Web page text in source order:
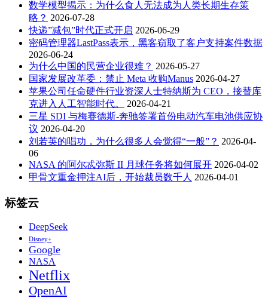
数学模型揭示：为什么食人无法成为人类长期生存策
略？ 2026-07-28
快递”减包”时代正式开启 2026-06-29
密码管理器LastPass表示，黑客窃取了客户支持案件数据
2026-06-24
为什么中国的民营企业很难？ 2026-05-27
国家发展改革委：禁止 Meta 收购Manus 2026-04-27
苹果公司任命硬件行业资深人士特纳斯为 CEO，接替库
克进入人工智能时代。
2026-04-21
三星 SDI 与梅赛德斯-奔驰签署首份电动汽车电池供应协
议 2026-04-20
刘若英的唱功，为什么很多人会觉得“一般”？ 2026-04-
06
NASA 的阿尔忒弥斯 II 月球任务将如何展开 2026-04-02
甲骨文重金押注AI后，开始裁员数千人 2026-04-01
标签云
DeepSeek
Disney+
Google
NASA
Netflix
OpenAI